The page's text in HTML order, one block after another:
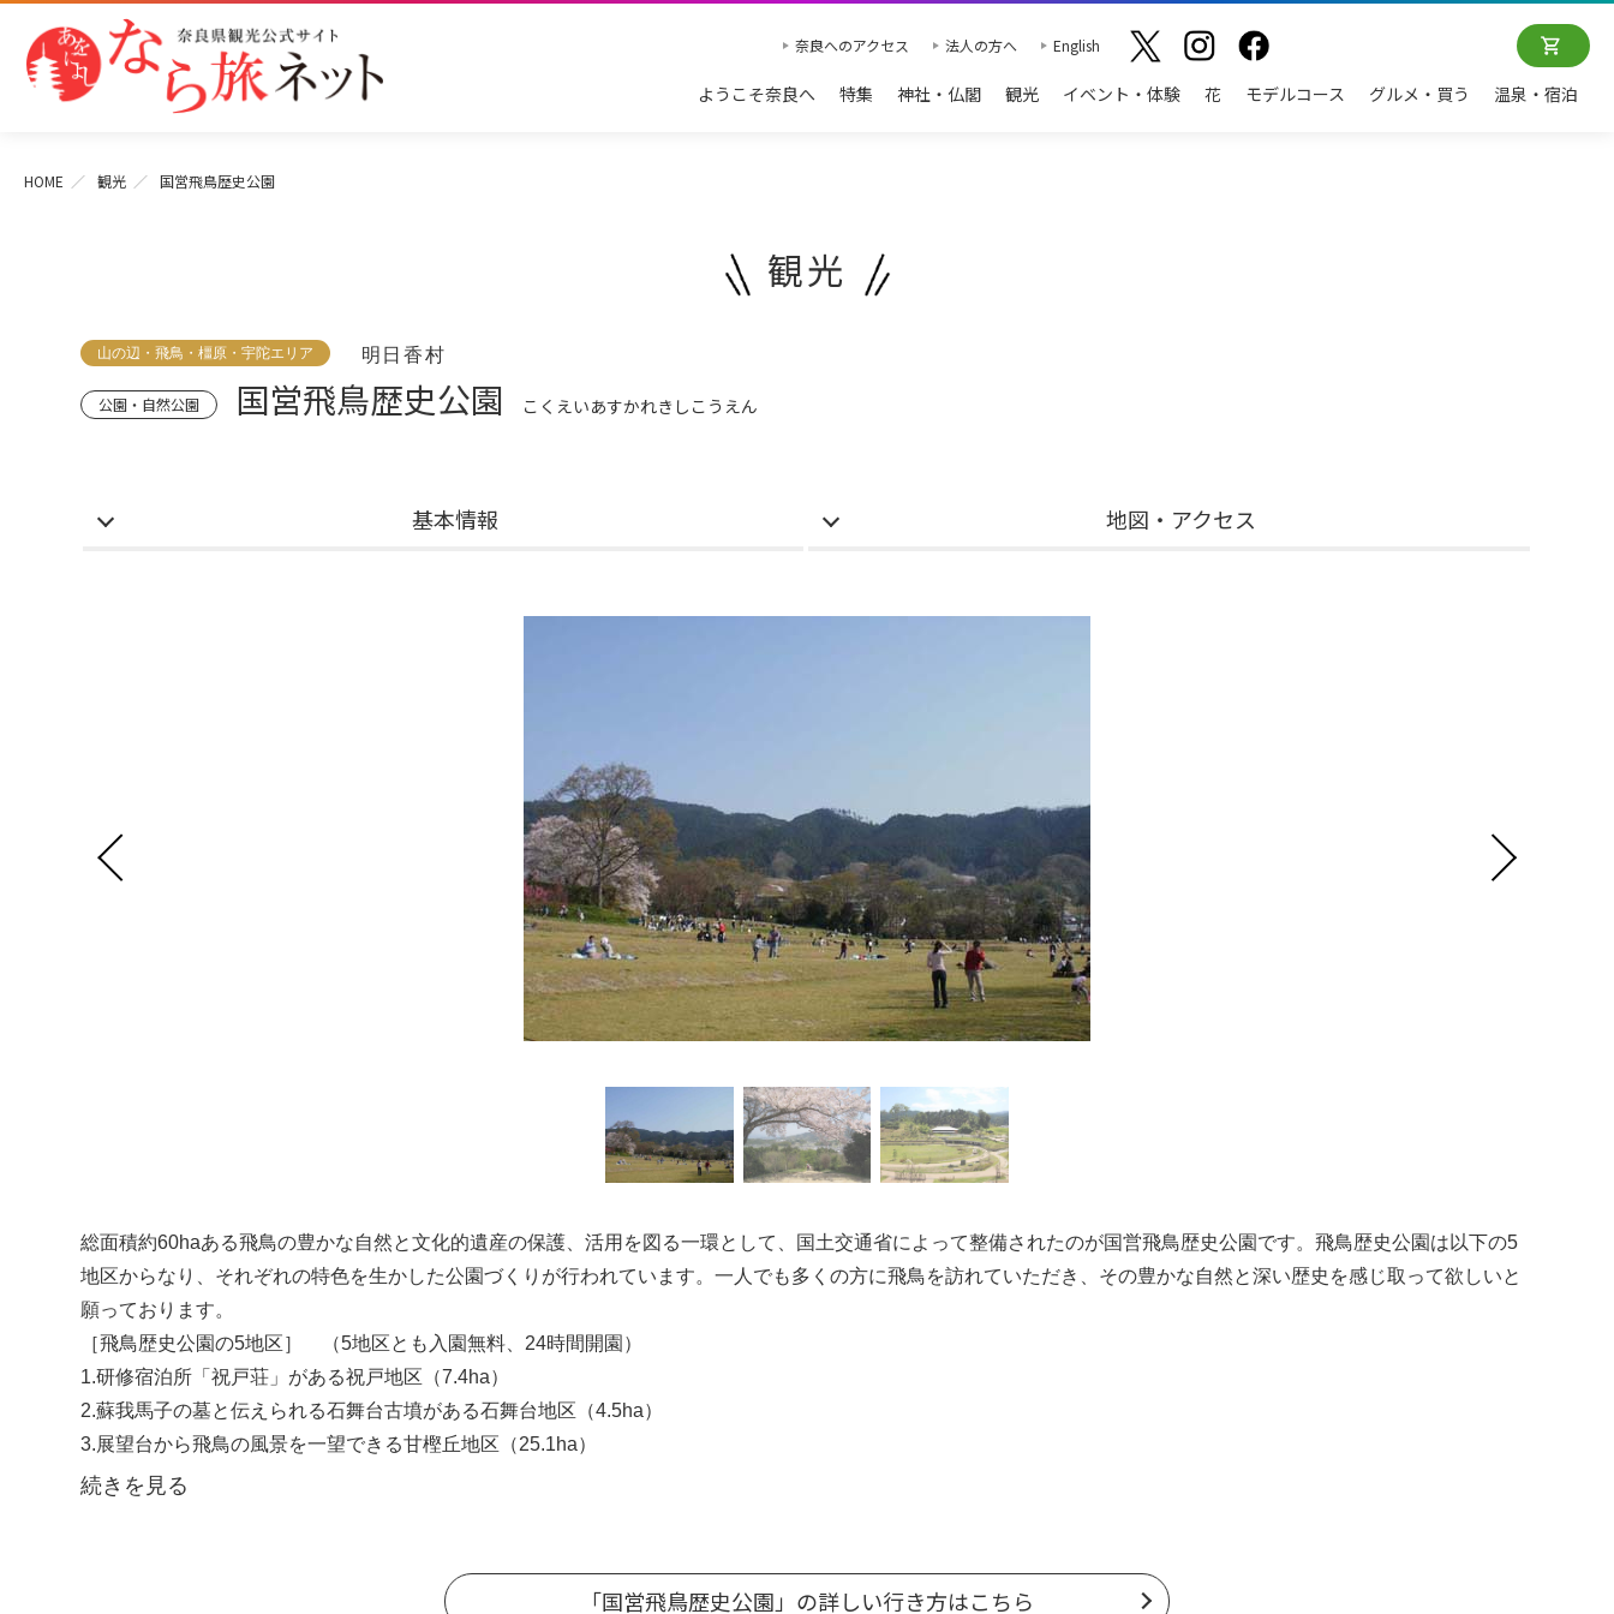
奈良へのアクセス 法人の方へ English
ようこそ奈良へ 特集 神社・仏閣 観光 イベント・体験 花 モデルコース グルメ・買う 温泉・宿泊
HOME 観光 国営飛鳥歴史公園
観光
山の辺・飛鳥・橿原・宇陀エリア 明日香村
公園・自然公園 国営飛鳥歴史公園 こくえいあすかれきしこうえん
基本情報 地図・アクセス
総面積約60haある飛鳥の豊かな自然と文化的遺産の保護、活用を図る一環として、国土交通省によって整備されたのが国営飛鳥歴史公園です。飛鳥歴史公園は以下の5
地区からなり、それぞれの特色を生かした公園づくりが行われています。一人でも多くの方に飛鳥を訪れていただき、その豊かな自然と深い歴史を感じ取って欲しいと
願っております。
［飛鳥歴史公園の5地区］ （5地区とも入園無料、24時間開園）
1.研修宿泊所「祝戸荘」がある祝戸地区（7.4ha）
2.蘇我馬子の墓と伝えられる石舞台古墳がある石舞台地区（4.5ha）
3.展望台から飛鳥の風景を一望できる甘樫丘地区（25.1ha）
4.高松塚古墳
続きを見る
「国営飛鳥歴史公園」の詳しい行き方はこちら